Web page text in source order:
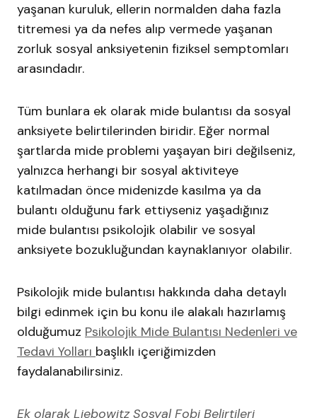
yaşanan kuruluk, ellerin normalden daha fazla
titremesi ya da nefes alıp vermede yaşanan
zorluk sosyal anksiyetenin fiziksel semptomları
arasındadır.
Tüm bunlara ek olarak mide bulantısı da sosyal
anksiyete belirtilerinden biridir. Eğer normal
şartlarda mide problemi yaşayan biri değilseniz,
yalnızca herhangi bir sosyal aktiviteye
katılmadan önce midenizde kasılma ya da
bulantı olduğunu fark ettiyseniz yaşadığınız
mide bulantısı psikolojik olabilir ve sosyal
anksiyete bozukluğundan kaynaklanıyor olabilir.
Psikolojik mide bulantısı hakkında daha detaylı
bilgi edinmek için bu konu ile alakalı hazırlamış
olduğumuz Psikolojik Mide Bulantısı Nedenleri ve
Tedavi Yolları başlıklı içeriğimizden
faydalanabilirsiniz.
Ek olarak Liebowitz Sosyal Fobi Belirtileri